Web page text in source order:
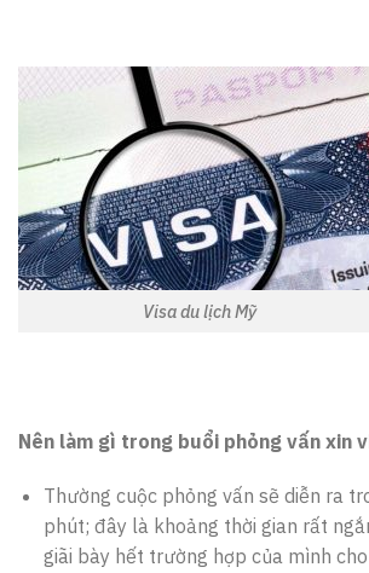
Visa du lịch Mỹ
Nên làm gì trong buổi phỏng vấn xin
Thường cuộc phỏng vấn sẽ diễn ra
phút; đây là khoảng thời gian rất
giãi bày hết trường hợp của mình